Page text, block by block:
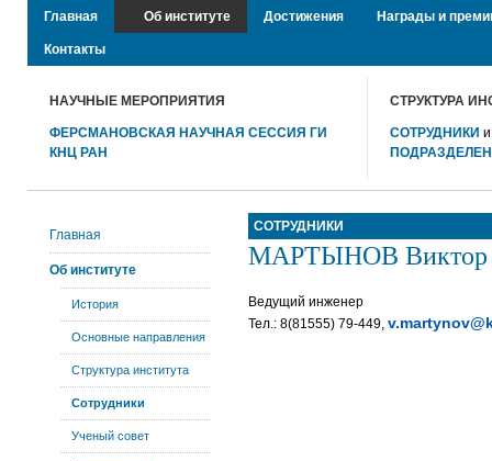
Главная Об институте Достижения Награды и
Контакты
НАУЧНЫЕ МЕРОПРИЯТИЯ
ФЕРСМАНОВСКАЯ НАУЧНАЯ СЕССИЯ ГИ
КНЦ РАН
СТРУКТУРА
СОТРУДНИКИ
СОТРУДНИКИ
МАРТЫНОВ Виктор
Ведущий инженер
Тел.: 8(81555) 79-449,
Главная
Об институте
История
Основные направления
Структура института
Сотрудники
Ученый совет